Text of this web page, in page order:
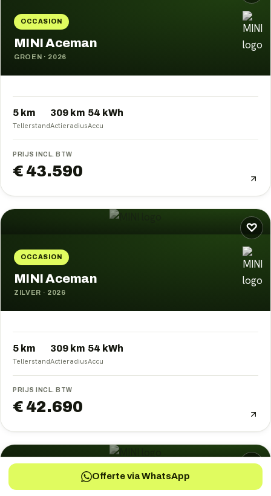
OCCASION
MINI Aceman
GROEN · 2026
5 km
Tellerstand
309 km
Actieradius
54 kWh
Accu
PRIJS INCL. BTW
€ 43.590
♡
OCCASION
MINI Aceman
ZILVER · 2026
5 km
Tellerstand
309 km
Actieradius
54 kWh
Accu
PRIJS INCL. BTW
€ 42.690
♡
Offerte via WhatsApp